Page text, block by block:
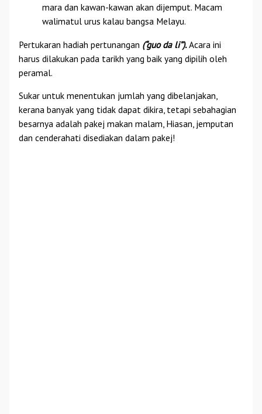
mara dan kawan-kawan akan dijemput. Macam
walimatul urus kalau bangsa Melayu.
Pertukaran hadiah pertunangan (“guo da li”).Acara ini
harus dilakukan pada tarikh yang baik yang dipilih oleh
peramal.
Sukar untuk menentukan jumlah yang dibelanjakan,
kerana banyak yang tidak dapat dikira, tetapi sebahagian
besarnya adalah pakej makan malam, Hiasan, jemputan
dan cenderahati disediakan dalam pakej!